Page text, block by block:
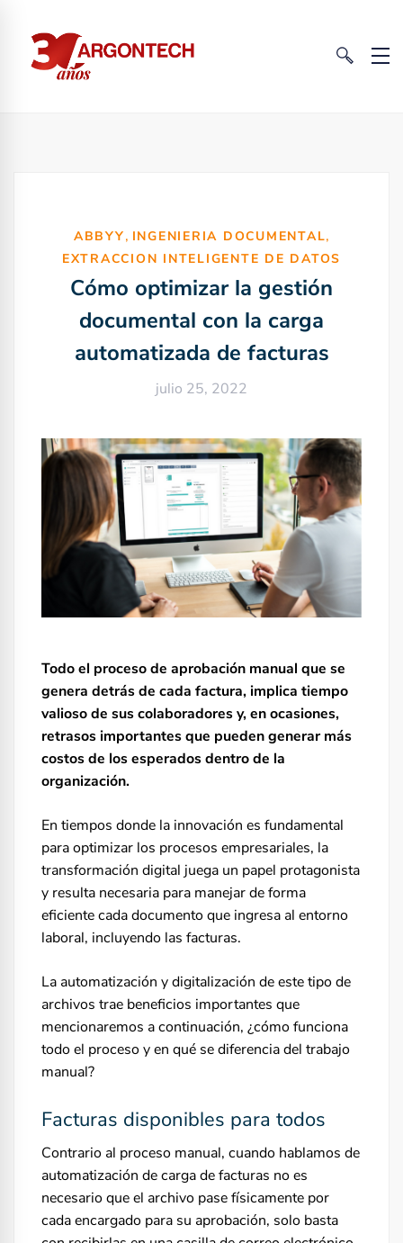
ABBYY, INGENIERIA DOCUMENTAL,
EXTRACCION INTELIGENTE DE DATOS
Cómo optimizar la gestión
documental con la carga
automatizada de facturas
julio 25, 2022
Todo el proceso de aprobación manual que se
genera detrás de cada factura, implica tiempo
valioso de sus colaboradores y, en ocasiones,
retrasos importantes que pueden generar más
costos de los esperados dentro de la
organización.
En tiempos donde la innovación es fundamental
para optimizar los procesos empresariales, la
transformación digital juega un papel protagonista
y resulta necesaria para manejar de forma
eficiente cada documento que ingresa al entorno
laboral, incluyendo las facturas.
La automatización y digitalización de este tipo de
archivos trae beneficios importantes que
mencionaremos a continuación, ¿cómo funciona
todo el proceso y en qué se diferencia del trabajo
manual?
Facturas disponibles para todos
Contrario al proceso manual, cuando hablamos de
automatización de carga de facturas no es
necesario que el archivo pase físicamente por
cada encargado para su aprobación, solo basta